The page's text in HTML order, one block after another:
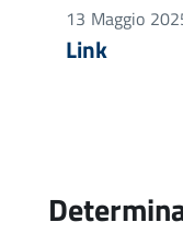
13 Maggio
Link